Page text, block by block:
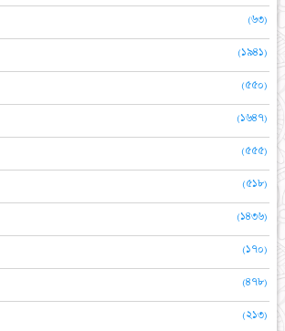
(৬৩)
(১৯৪১)
(৫৫০)
(১৬৪৭)
(৫৫৫)
(৫১৮)
(১৪৩৬)
(১৭০)
(৪৭৮)
(২১৩)